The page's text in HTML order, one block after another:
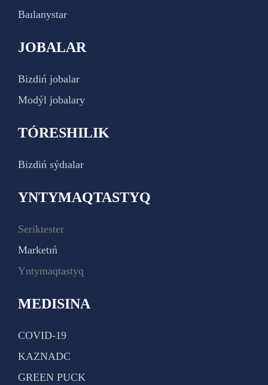
Baılanystar
JOBALAR
Bizdiń jobalar
Modýl jobalary
TÓRESHILIK
Bizdiń sýdıalar
YNTYMAQTASTYQ
Seriktester
Marketıń
Yntymaqtastyq
MEDISINA
COVID-19
KAZNADC
GREEN PUCK